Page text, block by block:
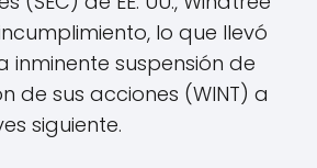
lo que llevó
inminente suspensión de
de sus acciones (WINT) a
siguiente.